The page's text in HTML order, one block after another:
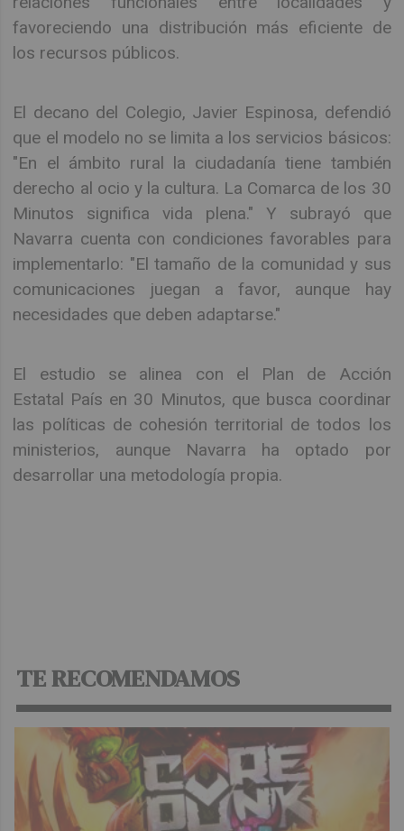
favoreciendo una distribución más eficiente de
los recursos públicos.
El decano del Colegio, Javier Espinosa, defendió
que el modelo no se limita a los servicios básicos:
"En el ámbito rural la ciudadanía tiene también
derecho al ocio y la cultura. La Comarca de los 30
Minutos significa vida plena." Y subrayó que
Navarra cuenta con condiciones favorables para
implementarlo: "El tamaño de la comunidad y sus
comunicaciones juegan a favor, aunque hay
necesidades que deben adaptarse."
El estudio se alinea con el Plan de Acción
Estatal País en 30 Minutos, que busca coordinar
las políticas de cohesión territorial de todos los
ministerios, aunque Navarra ha optado por
desarrollar una metodología propia.
TE RECOMENDAMOS